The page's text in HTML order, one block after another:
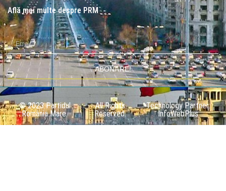
Află mai multe despre PRM
ABONARE!
© 2023 Partidul
România Mare.
All Rights
Reserved.
Technology Partner:
InfoWebPlus